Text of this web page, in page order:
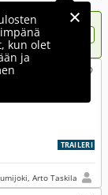
kun olet
ja
tähän?
TRAILERI
Arto Taskila